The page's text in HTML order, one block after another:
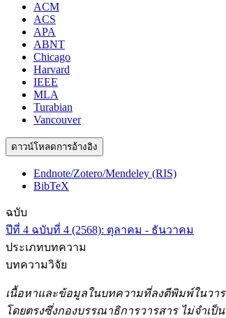
ACM
ACS
APA
ABNT
Chicago
Harvard
IEEE
MLA
Turabian
Vancouver
ดาวน์โหลดการอ้างอิง
Endnote/Zotero/Mendeley (RIS)
BibTeX
ฉบับ
ปีที่ 4 ฉบับที่ 4 (2568): ตุลาคม - ธันวาคม
ประเภทบทความ
บทความวิจัย
เนื้อหาและข้อมูลในบทความที่ลงตีพิมพ์ในวา
โดยตรงซึ่งกองบรรณาธิการวารสาร ไม่จำเป็